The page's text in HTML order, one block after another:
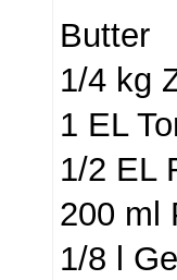
Butter
1/4 kg
1 EL
1/2 EL
200 ml
1/8 l